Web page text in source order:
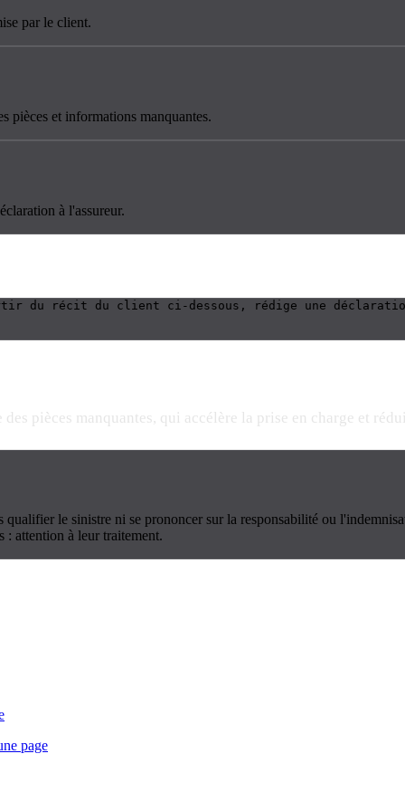
par le client.
pièces et informations manquantes.
à l'assureur.
du récit du client ci-dessous, rédige une
pièces manquantes, qui accélère la prise en charge et
le sinistre ni se prononcer sur la responsabilité ou
: attention à leur traitement.
page